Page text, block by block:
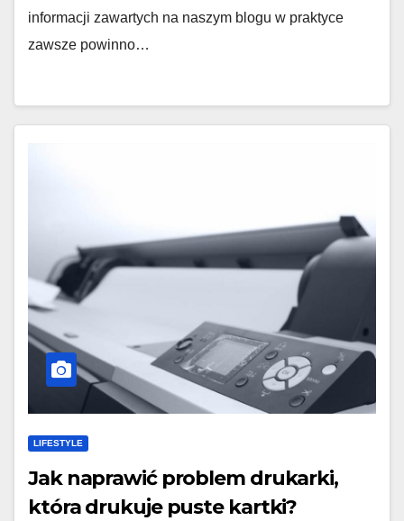
informacji zawartych na naszym blogu w praktyce
zawsze powinno…
LIFESTYLE
Jak naprawić problem drukarki,
która drukuje puste kartki?